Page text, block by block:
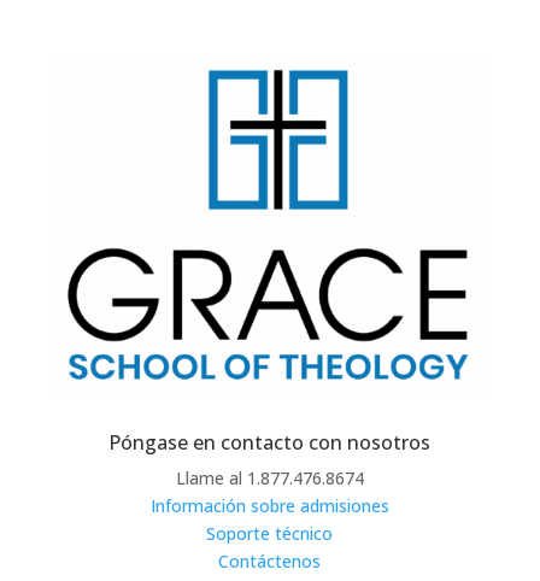
Póngase en contacto con nosotros
Llame al 1.877.476.8674
Información sobre admisiones
Soporte técnico
Contáctenos